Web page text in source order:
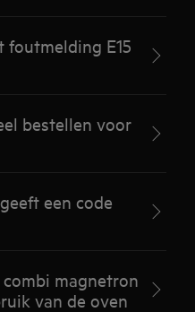
foutmelding E15
bestellen voor
een code
magnetron
van de oven